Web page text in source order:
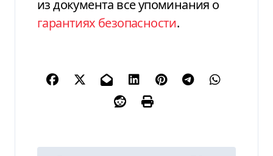
из документа все упоминания о
гарантиях безопасности.